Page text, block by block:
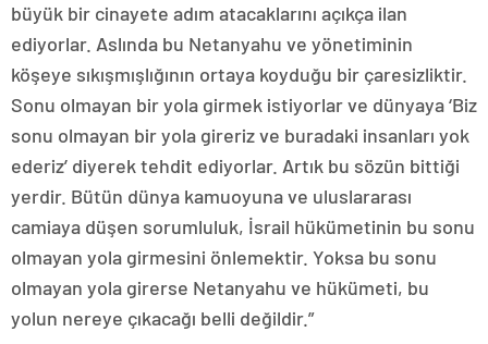
büyük bir cinayete adım atacaklarını açıkça ilan
ediyorlar. Aslında bu Netanyahu ve yönetiminin
köşeye sıkışmışlığının ortaya koyduğu bir çaresizliktir.
Sonu olmayan bir yola girmek istiyorlar ve dünyaya ‘Biz
sonu olmayan bir yola gireriz ve buradaki insanları yok
ederiz’ diyerek tehdit ediyorlar. Artık bu sözün bittiği
yerdir. Bütün dünya kamuoyuna ve uluslararası
camiaya düşen sorumluluk, İsrail hükümetinin bu sonu
olmayan yola girmesini önlemektir. Yoksa bu sonu
olmayan yola girerse Netanyahu ve hükümeti, bu
yolun nereye çıkacağı belli değildir.”